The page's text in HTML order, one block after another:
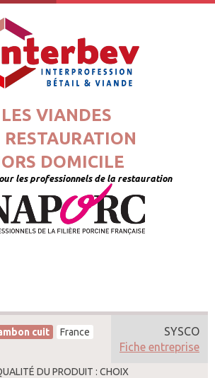
LES VIANDES
RESTAURATION
DOMICILE
les professionnels de la restauration
cuit France
DU PRODUIT : CHOIX
SYSCO
Fiche entreprise